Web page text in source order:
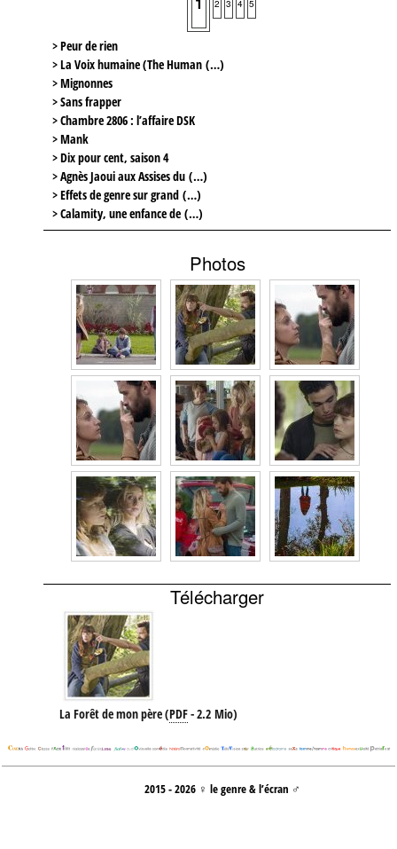
2 3 4 5
> Peur de rien
> La Voix humaine (The Human (…)
> Mignonnes
> Sans frapper
> Chambre 2806 : l’affaire DSK
> Mank
> Dix pour cent, saison 4
> Agnès Jaoui aux Assises du (…)
> Effets de genre sur grand (…)
> Calamity, une enfance de (…)
Photos
Télécharger
La Forêt de mon père(PDF-2.2 Mio)
2015 - 2026 ♀ le genre & l’écran ♂